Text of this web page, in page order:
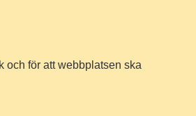
och för att webbplatsen ska